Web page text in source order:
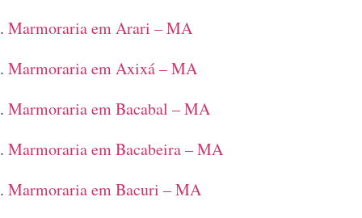
Marmoraria em Arari – MA
Marmoraria em Axixá – MA
Marmoraria em Bacabal – MA
Marmoraria em Bacabeira – MA
Marmoraria em Bacuri – MA